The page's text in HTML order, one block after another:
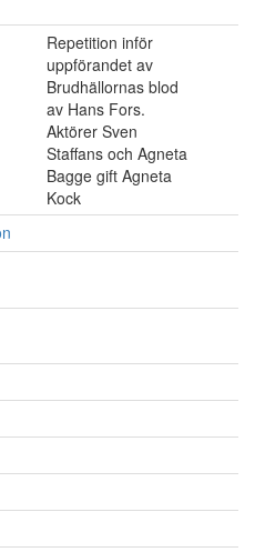
Repetition inför
uppförandet av
Brudhällornas blod
av Hans Fors.
Aktörer Sven
Staffans och Agneta
Bagge gift Agneta
Kock